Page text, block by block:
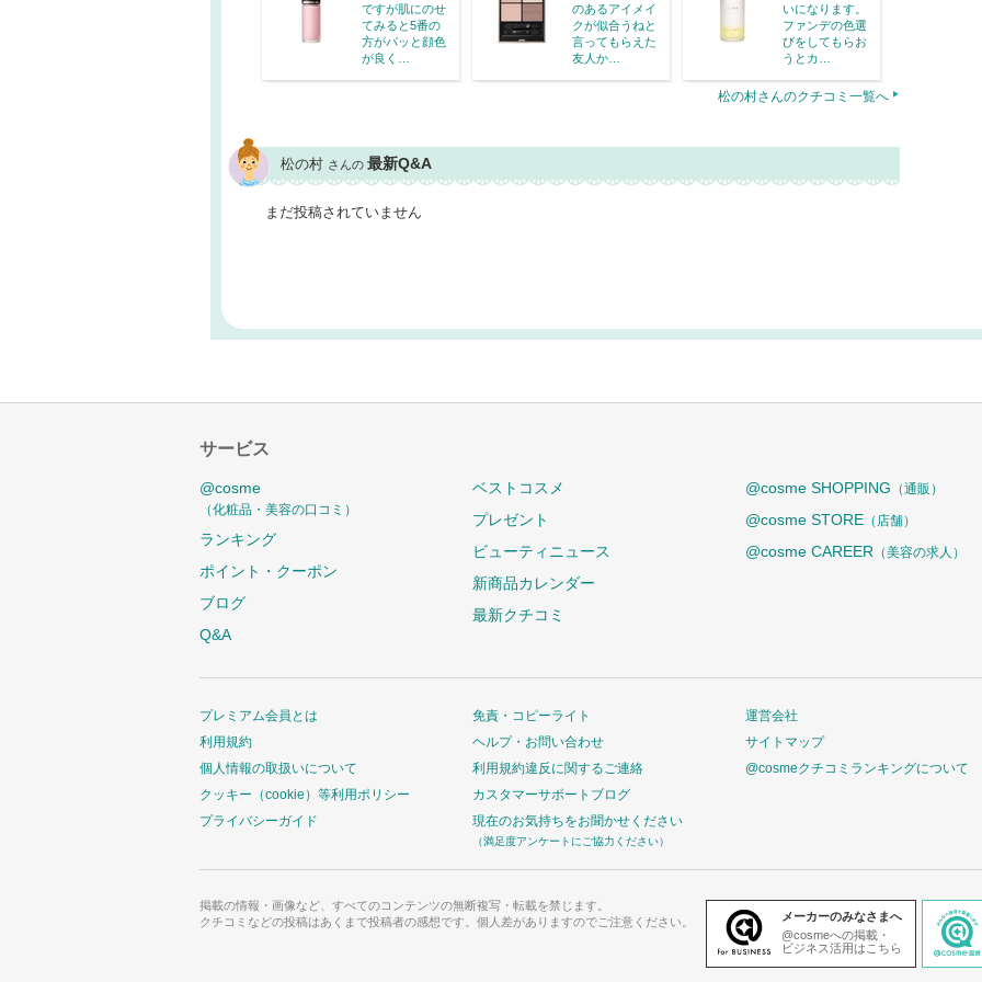
ですが肌にのせ
てみると5番の
方がパッと顔色
が良く…
のあるアイメイ
クが似合うねと
言ってもらえた
友人か…
いになります。
ファンデの色選
びをしてもらお
うとカ…
松の村さんのクチコミ一覧へ
松の村 さんの 最新Q&A
まだ投稿されていません
サービス
@cosme
（化粧品・美容の口コミ）
ランキング
ポイント・クーポン
ブログ
Q&A
ベストコスメ
プレゼント
ビューティニュース
新商品カレンダー
最新クチコミ
@cosme SHOPPING （通販）
@cosme STORE （店舗）
@cosme CAREER （美容の求人）
プレミアム会員とは
利用規約
個人情報の取扱いについて
クッキー（cookie）等利用ポリシー
プライバシーガイド
免責・コピーライト
ヘルプ・お問い合わせ
利用規約違反に関するご連絡
カスタマーサポートブログ
現在のお気持ちをお聞かせください
（満足度アンケートにご協力ください）
運営会社
サイトマップ
@cosmeクチコミランキングについて
掲載の情報・画像など、すべてのコンテンツの無断複写・転載を禁じます。
クチコミなどの投稿はあくまで投稿者の感想です。個人差がありますのでご注意ください。
メーカーのみなさまへ
@cosmeへの掲載・
ビジネス活用はこちら